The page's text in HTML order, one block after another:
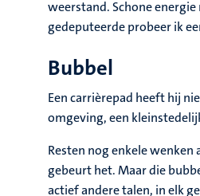
weerstand. Schone
gedeputeerde probeer ik
Bubbel
Een carrièrepad heeft hij
omgeving, een
Resten nog enkele
gebeurt het. Maar die
actief andere talen, in elk